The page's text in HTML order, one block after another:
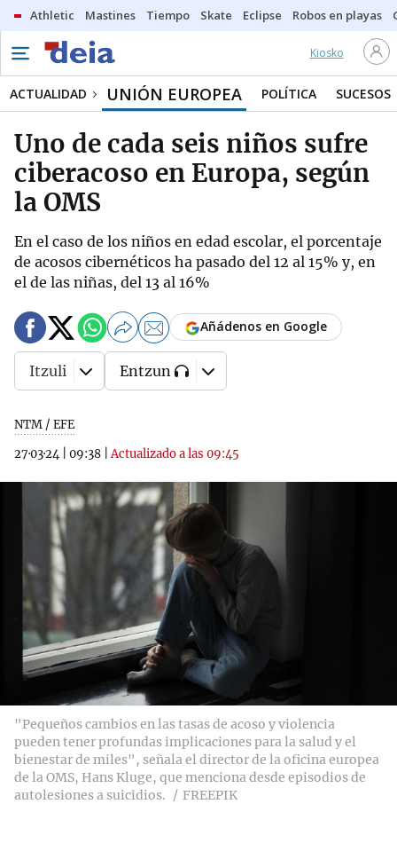
Athletic Mastines Tiempo Skate Eclipse Robos en playas
Kiosko
ACTUALIDAD UNIÓN EUROPEA POLÍTICA SUCESOS
Uno de cada seis niños sufre
ciberacoso en Europa, según
la OMS
En el caso de los niños en edad escolar, el porcentaje
de acosos cibernéticos ha pasado del 12 al 15% y, en
el de las niñas, del 13 al 16%
NTM / EFE
27·03·24
09:38 |Actualizado a las 09:45
Añádenos en Google
Itzuli Entzun
"Pequeños cambios en las tasas de acoso y violencia
pueden tener profundas implicaciones para la salud y el
bienestar de miles", señala el director de la oficina europea
de la OMS, Hans Kluge, que menciona desde episodios de
autolesiones a suicidios.
FREEPIK